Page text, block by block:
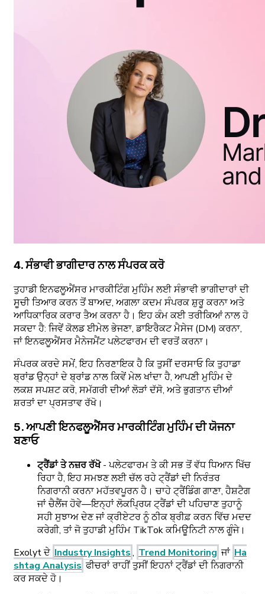
4. ਸੰਭਾਵੀ ਭਾਗੀਦਾਰ ਨਾਲ ਸੰਪਰਕ ਕਰੋ
ਤੁਹਾਡੀ ਇਨਫਲੂਐਂਸਰ ਮਾਰਕੀਟਿੰਗ ਮੁਹਿੰਮ ਲਈ ਸੰਭਾਵੀ ਭਾਗੀਦਾਰਾਂ ਦੀ
ਸੂਚੀ ਤਿਆਰ ਕਰਨ ਤੋਂ ਬਾਅਦ, ਅਗਲਾ ਕਦਮ ਸੰਪਰਕ ਸ਼ੁਰੂ ਕਰਨਾ ਅਤੇ
ਆਧਿਕਾਰਿਕ ਕਰਾਰ ਤੈਅ ਕਰਨਾ ਹੈ। ਇਹ ਕੰਮ ਕਈ ਤਰੀਕਿਆਂ ਨਾਲ ਹੋ
ਸਕਦਾ ਹੈ: ਜਿਵੇਂ ਕੋਲਡ ਈਮੇਲ ਭੇਜਣਾ, ਡਾਇਰੈਕਟ ਮੈਸੇਜ (DM) ਕਰਨਾ,
ਜਾਂ ਇਨਫਲੂਐਂਸਰ ਮੈਨੇਜਮੈਂਟ ਪਲੇਟਫਾਰਮ ਦੀ ਵਰਤੋਂ ਕਰਨਾ।
ਸੰਪਰਕ ਕਰਦੇ ਸਮੇਂ, ਇਹ ਨਿਰਣਾਇਕ ਹੈ ਕਿ ਤੁਸੀਂ ਦਰਸਾਓ ਕਿ ਤੁਹਾਡਾ
ਬ੍ਰਾਂਡ ਉਨ੍ਹਾਂ ਦੇ ਬ੍ਰਾਂਡ ਨਾਲ ਕਿਵੇਂ ਮੇਲ ਖਾਂਦਾ ਹੈ, ਆਪਣੀ ਮੁਹਿੰਮ ਦੇ
ਲਕਸ਼ ਸਪਸ਼ਟ ਕਰੋ, ਸਮੱਗਰੀ ਦੀਆਂ ਲੋੜਾਂ ਦੱਸੋ, ਅਤੇ ਭੁਗਤਾਨ ਦੀਆਂ
ਸ਼ਰਤਾਂ ਦਾ ਪ੍ਰਸਤਾਵ ਰੱਖੋ।
5. ਆਪਣੀ ਇਨਫਲੂਐਂਸਰ ਮਾਰਕੀਟਿੰਗ ਮੁਹਿੰਮ ਦੀ ਯੋਜਨਾ
ਬਣਾਓ
ਟ੍ਰੈਂਡਾਂ ਤੇ ਨਜ਼ਰ ਰੱਖੋ- ਪਲੇਟਫਾਰਮ ਤੇ ਕੀ ਸਭ ਤੋਂ ਵੱਧ ਧਿਆਨ ਖਿੱਚ
ਰਿਹਾ ਹੈ, ਇਹ ਸਮਝਣ ਲਈ ਚੱਲ ਰਹੇ ਟ੍ਰੈਂਡਾਂ ਦੀ ਨਿਰੰਤਰ
ਨਿਗਰਾਨੀ ਕਰਨਾ ਮਹੱਤਵਪੂਰਨ ਹੈ। ਚਾਹੇ ਟ੍ਰੈਂਡਿੰਗ ਗਾਣਾ, ਹੈਸ਼ਟੈਗ
ਜਾਂ ਚੈਲੈਂਜ ਹੋਵੇ—ਇਨ੍ਹਾਂ ਲੋਕਪ੍ਰਿਯ ਟ੍ਰੈਂਡਾਂ ਦੀ ਪਹਿਚਾਣ ਤੁਹਾਨੂੰ
ਸਹੀ ਸੁਝਾਅ ਦੇਣ ਜਾਂ ਕ੍ਰੀਏਟਰ ਨੂੰ ਠੀਕ ਬ੍ਰੀਫ਼ ਕਰਨ ਵਿੱਚ ਮਦਦ
ਕਰੇਗੀ, ਤਾਂ ਜੋ ਤੁਹਾਡੀ ਮੁਹਿੰਮ TikTok ਕਮਿਊਨਿਟੀ ਨਾਲ ਗੂੰਜੇ।
Exolyt ਦੇ Industry Insights, Trend Monitoring ਜਾਂ Ha
shtag Analysis ਫੀਚਰਾਂ ਰਾਹੀਂ ਤੁਸੀਂ ਇਹਨਾਂ ਟ੍ਰੈਂਡਾਂ ਦੀ ਨਿਗਰਾਨੀ
ਕਰ ਸਕਦੇ ਹੋ।